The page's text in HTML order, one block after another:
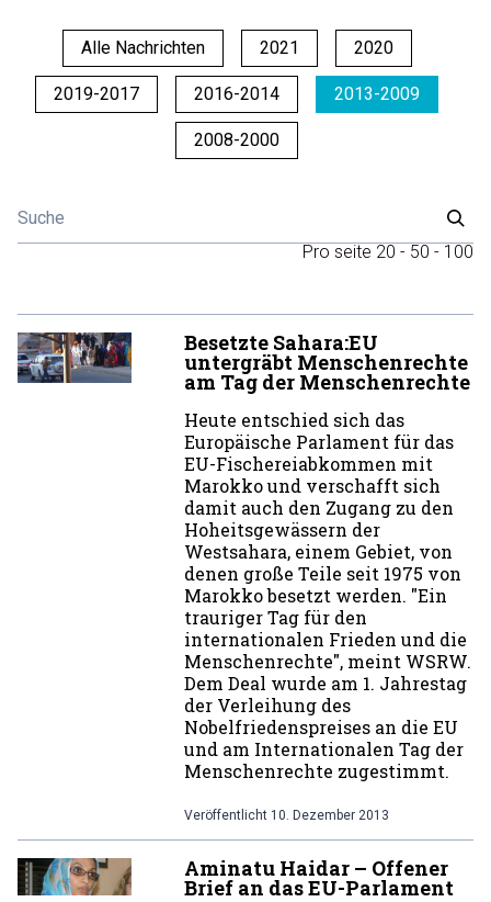
Alle Nachrichten 2021 2020
2019-2017 2016-2014 2013-2009
2008-2000
Pro seite 20 - 50 - 100
Besetzte Sahara:EU
untergräbt Menschenrechte
am Tag der Menschenrechte
Heute entschied sich das
Europäische Parlament für das
EU-Fischereiabkommen mit
Marokko und verschafft sich
damit auch den Zugang zu den
Hoheitsgewässern der
Westsahara, einem Gebiet, von
denen große Teile seit 1975 von
Marokko besetzt werden. "Ein
trauriger Tag für den
internationalen Frieden und die
Menschenrechte", meint WSRW.
Dem Deal wurde am 1. Jahrestag
der Verleihung des
Nobelfriedenspreises an die EU
und am Internationalen Tag der
Menschenrechte zugestimmt.
Veröffentlicht 10. Dezember 2013
Aminatu Haidar – Offener
Brief an das EU-Parlament